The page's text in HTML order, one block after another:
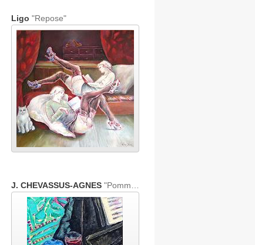
Ligo "Repose"
J. CHEVASSUS-AGNES"Pommes theière et piano noir"